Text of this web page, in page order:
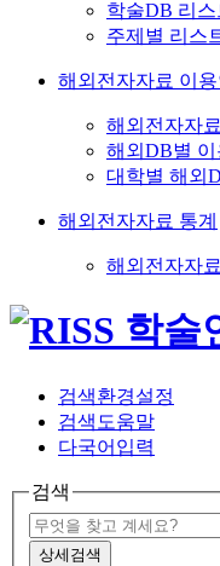
학술DB 리스
주제별 리스
해외전자자료 이용
해외전자자
해외DB별
대학별 해외
해외전자자료 통계
해외전자자
검색환경설정
검색도움말
다국어입력
검색
상세검색